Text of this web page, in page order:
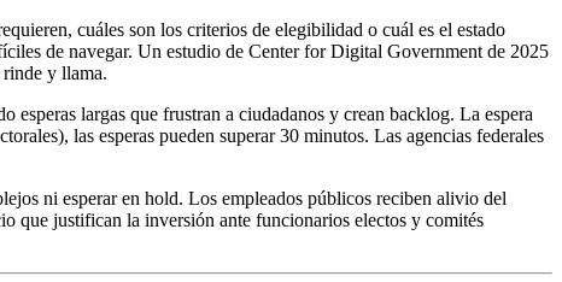
cuáles son los criterios de elegibilidad o cuál es el estado
de navegar. Un estudio de Center for Digital Government de 2025
y llama.
esperas largas que frustran a ciudadanos y crean backlog. La espera
las esperas pueden superar 30 minutos. Las agencias federales
ni esperar en hold. Los empleados públicos reciben alivio del
que justifican la inversión ante funcionarios electos y comités